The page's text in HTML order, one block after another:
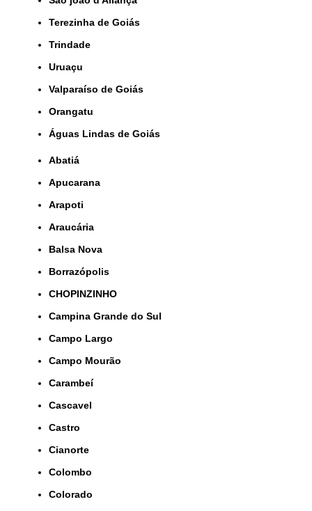
Terezinha de Goiás
Trindade
Uruaçu
Valparaíso de Goiás
orangatu
Águas Lindas de Goiás
Abatiá
Apucarana
Arapoti
Araucária
Balsa Nova
Borrazópolis
CHOPINZINHO
Campina Grande do Sul
Campo Largo
Campo Mourão
Carambeí
Cascavel
Castro
Cianorte
Colombo
Colorado